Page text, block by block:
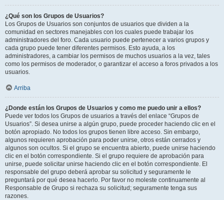
¿Qué son los Grupos de Usuarios?
Los Grupos de Usuarios son conjuntos de usuarios que dividen a la
comunidad en sectores manejables con los cuales puede trabajar los
administradores del foro. Cada usuario puede pertenecer a varios grupos y
cada grupo puede tener diferentes permisos. Esto ayuda, a los
administradores, a cambiar los permisos de muchos usuarios a la vez, tales
como los permisos de moderador, o garantizar el acceso a foros privados a los
usuarios.
Arriba
¿Donde están los Grupos de Usuarios y como me puedo unir a ellos?
Puede ver todos los Grupos de usuarios a través del enlace “Grupos de
Usuarios”. Si desea unirse a algún grupo, puede proceder haciendo clic en el
botón apropiado. No todos los grupos tienen libre acceso. Sin embargo,
algunos requieren aprobación para poder unirse, otros están cerrados y
algunos son ocultos. Si el grupo se encuentra abierto, puede unirse haciendo
clic en el botón correspondiente. Si el grupo requiere de aprobación para
unirse, puede solicitar unirse haciendo clic en el botón correspondiente. El
responsable del grupo deberá aprobar su solicitud y seguramente le
preguntará por qué desea hacerlo. Por favor no moleste continuamente al
Responsable de Grupo si rechaza su solicitud; seguramente tenga sus
razones.